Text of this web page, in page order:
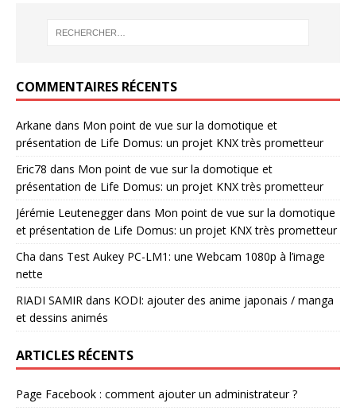
COMMENTAIRES RÉCENTS
Arkane dans Mon point de vue sur la domotique et
présentation de Life Domus: un projet KNX très prometteur
Eric78 dans Mon point de vue sur la domotique et
présentation de Life Domus: un projet KNX très prometteur
Jérémie Leuteneggerdans Mon point de vue sur la domotique
et présentation de Life Domus: un projet KNX très prometteur
Cha dans Test Aukey PC-LM1: une Webcam 1080p à l’image
nette
RIADI SAMIR dans KODI: ajouter des anime japonais / manga
et dessins animés
ARTICLES RÉCENTS
Page Facebook : comment ajouter un administrateur ?